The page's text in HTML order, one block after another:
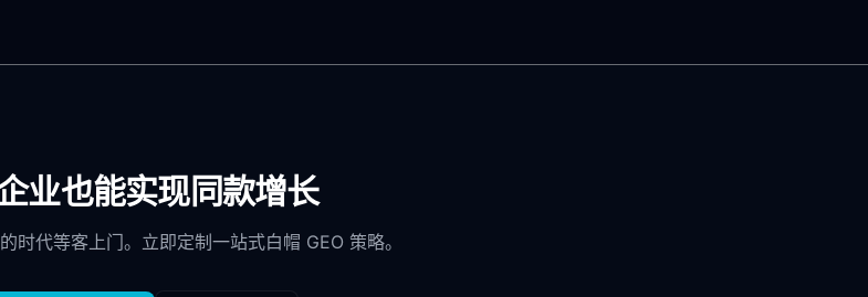
业也能实现同款增长
时代等客上门。立即定制一站式白帽 GEO 策略。